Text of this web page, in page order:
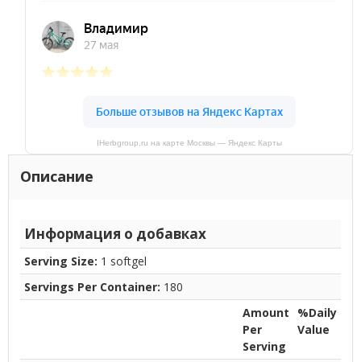
IHerbgroup.ru на карте Москвы — Яндекс Карты
Описание
Информация о добавках
Serving Size: 1 softgel
Servings Per Container: 180
Amount
Per
Serving
%Daily
Value